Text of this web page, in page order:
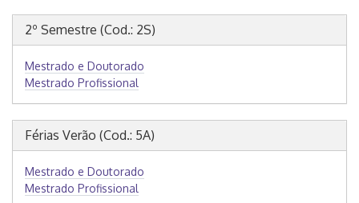
2º Semestre (Cod.: 2S)
Mestrado e Doutorado
Mestrado Profissional
Férias Verão (Cod.: 5A)
Mestrado e Doutorado
Mestrado Profissional